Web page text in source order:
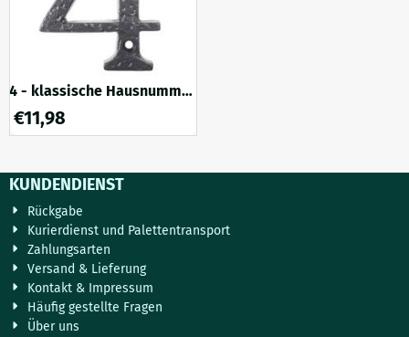
bietet Besuchern ei...
4 - klassische Hausnummer
- Gusseisendekor -
mattschwarz
€11,98
KUNDENDIENST
Rückgabe
Kurierdienst und Palettentransport
Zahlungsarten
Versand & Lieferung
Kontakt & Impressum
Häufig gestellte Fragen
Über uns